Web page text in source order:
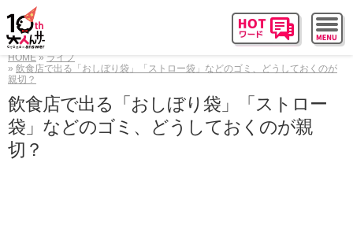
HOME
ライフ
飲食店で出る「おしぼり袋」「ストロー袋」などのゴミ、どうしておくのが
親切？
飲食店で出る「おしぼり袋」「ストロー
袋」などのゴミ、どうしておくのが親
切？